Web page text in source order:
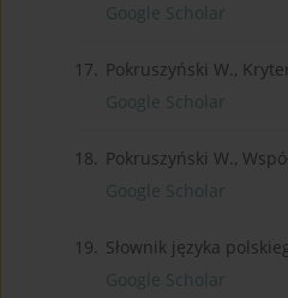
Google Scholar
17. Pokruszyński W.,
Google Scholar
18. Pokruszyński W.,
Google Scholar
19. Słownik języka
Google Scholar